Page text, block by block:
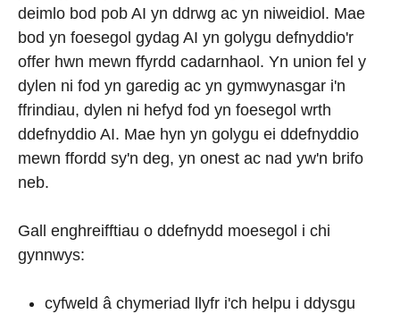
deimlo bod pob AI yn ddrwg ac yn niweidiol. Mae
bod yn foesegol gydag AI yn golygu defnyddio'r
offer hwn mewn ffyrdd cadarnhaol. Yn union fel y
dylen ni fod yn garedig ac yn gymwynasgar i'n
ffrindiau, dylen ni hefyd fod yn foesegol wrth
ddefnyddio AI. Mae hyn yn golygu ei ddefnyddio
mewn ffordd sy'n deg, yn onest ac nad yw'n brifo
neb.
Gall enghreifftiau o ddefnydd moesegol i chi
gynnwys:
cyfweld â chymeriad llyfr i'ch helpu i ddysgu